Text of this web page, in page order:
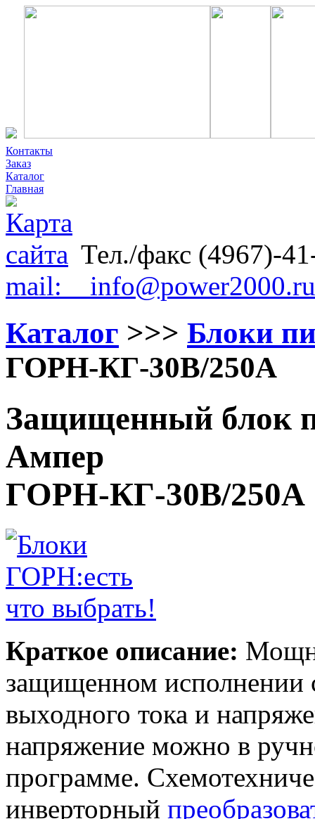
Контакты
Заказ
Каталог
Главная
Тел./факс (4967)-
mail: info@power2000.ru
Каталог >>> Блоки
ГОРН-КГ-30В/250А
Защищенный блок
Ампер
ГОРН-КГ-30В/250А
Краткое описание:
защищенном исполнении
выходного тока и
напряжение можно в
программе.
инверторный